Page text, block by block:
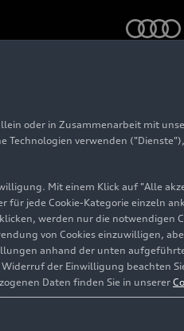
neuer
Ring“
oder in Zusammenarbeit mit
Technologien verwenden
Mit einem Klick auf "Alle
für jede Cookie-Kategorie einzeln
werden nur die notwendigen
von Cookies einzuwilligen,
anhand der unten
der Einwilligung beachten
Daten finden Sie in unserer